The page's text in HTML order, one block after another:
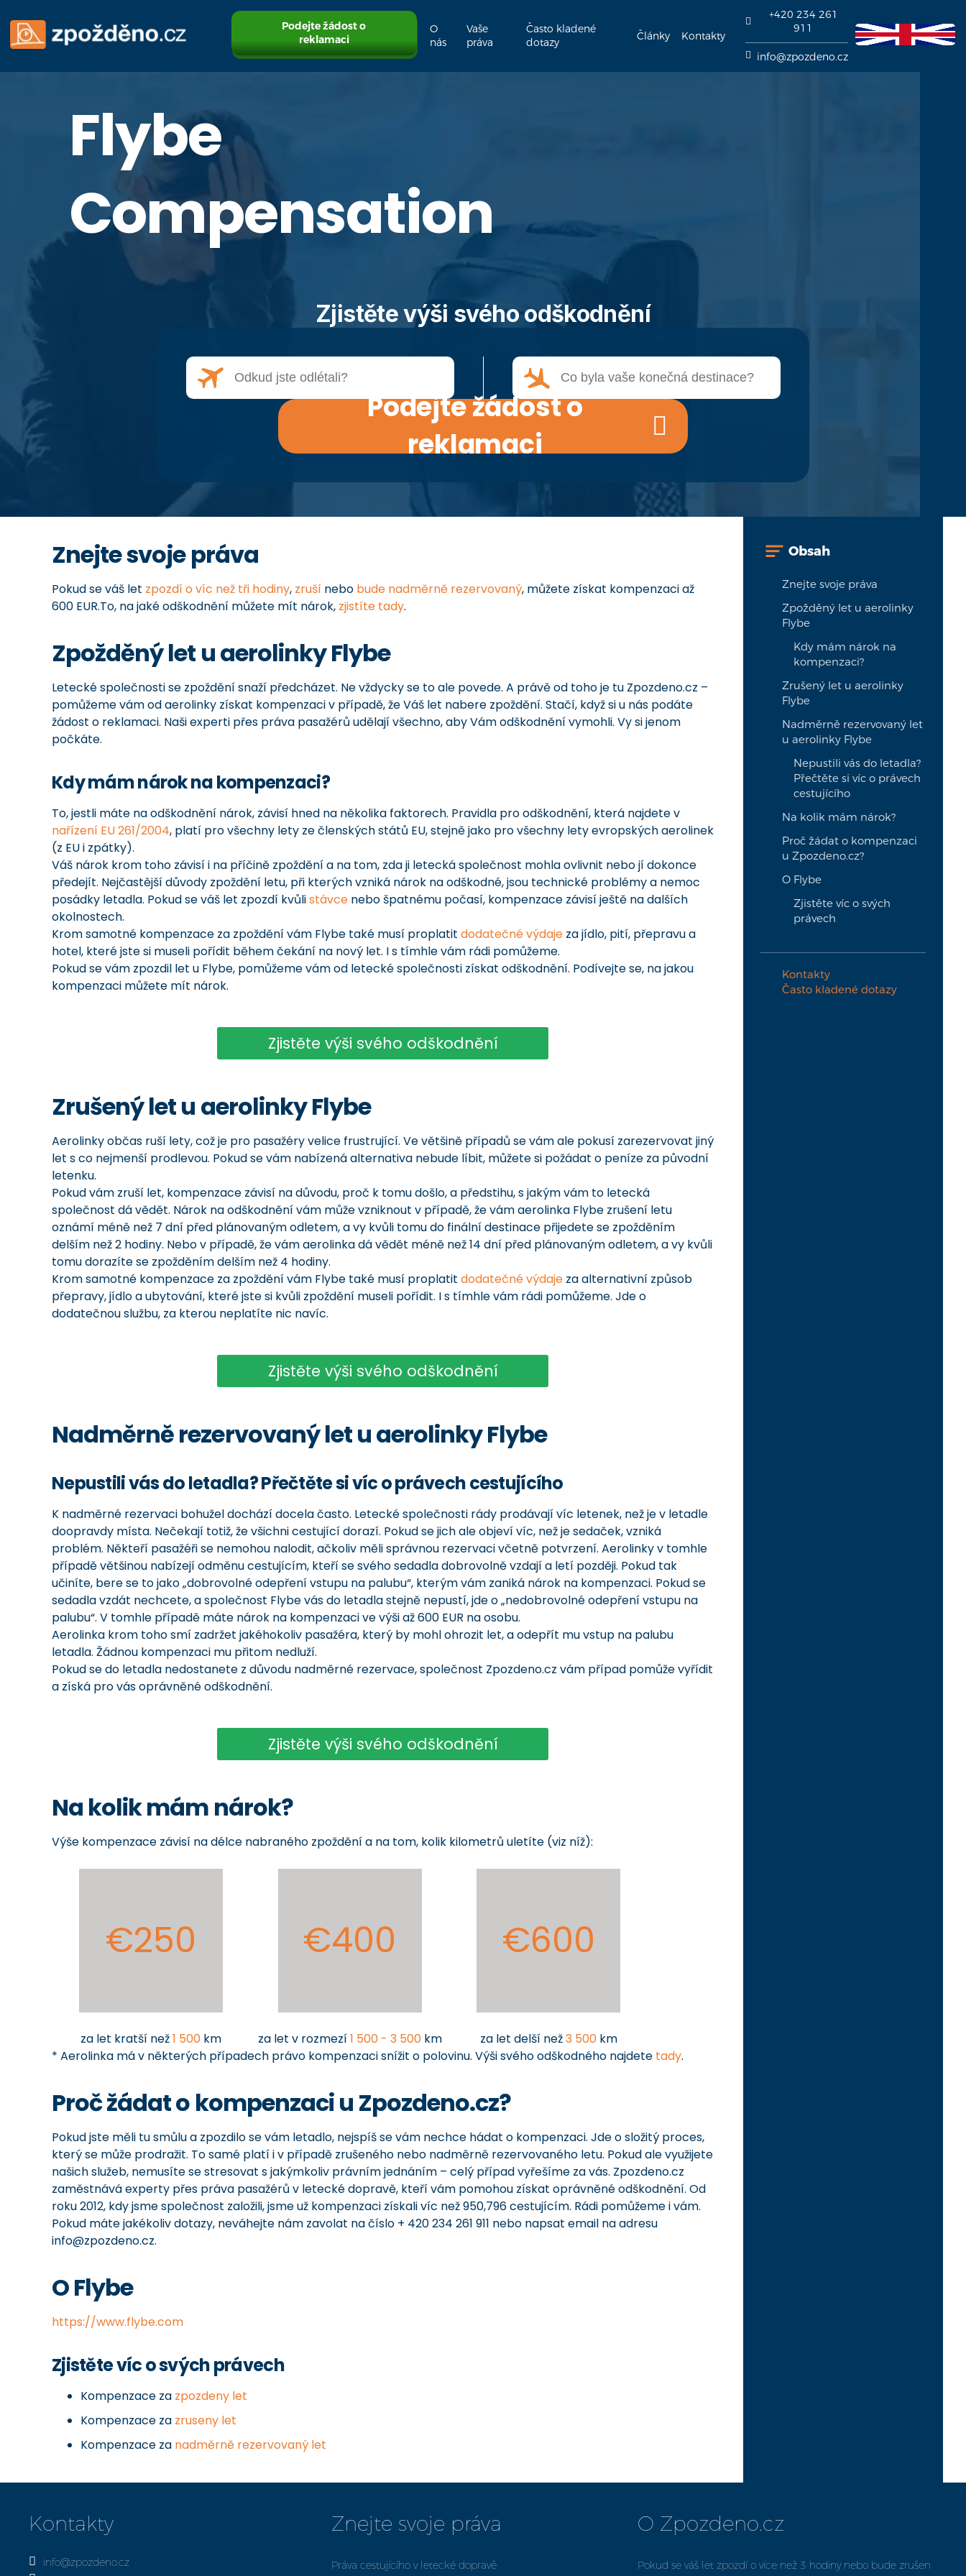
Podejte žádost o
reklamaci
O
nás
Vaše
práva
Často kladené
dotazy
Články Kontakty
+420 234 261
911
info@zpozdeno.cz
Flybe
Compensation
Zjistěte výši svého odškodnění
Podejte žádost o
reklamaci
Znejte svoje práva
Pokud se váš let zpozdí o víc než tři hodiny, zruší nebo bude nadměrně rezervovaný, můžete získat kompenzaci až
600 EUR.To, na jaké odškodnění můžete mít nárok, zjistíte tady.
Zpožděný let u aerolinky Flybe
Letecké společnosti se zpoždění snaží předcházet. Ne vždycky se to ale povede. A právě od toho je tu Zpozdeno.cz –
pomůžeme vám od aerolinky získat kompenzaci v případě, že Váš let nabere zpoždění. Stačí, když si u nás podáte
žádost o reklamaci. Naši experti přes práva pasažérů udělají všechno, aby Vám odškodnění vymohli. Vy si jenom
počkáte.
Kdy mám nárok na kompenzaci?
To, jestli máte na odškodnění nárok, závisí hned na několika faktorech. Pravidla pro odškodnění, která najdete v
nařízení EU 261/2004, platí pro všechny lety ze členských států EU, stejně jako pro všechny lety evropských aerolinek
(z EU i zpátky).
Váš nárok krom toho závisí i na příčině zpoždění a na tom, zda ji letecká společnost mohla ovlivnit nebo jí dokonce
předejít. Nejčastější důvody zpoždění letu, při kterých vzniká nárok na odškodné, jsou technické problémy a nemoc
posádky letadla. Pokud se váš let zpozdí kvůlistávce nebo špatnému počasí, kompenzace závisí ještě na dalších
okolnostech.
Krom samotné kompenzace za zpoždění vám Flybe také musí proplatit dodatečné výdaje za jídlo, pití, přepravu a
hotel, které jste si museli pořídit během čekání na nový let. I s tímhle vám rádi pomůžeme.
Pokud se vám zpozdil let u Flybe, pomůžeme vám od letecké společnosti získat odškodnění. Podívejte se, na jakou
kompenzaci můžete mít nárok.
Zjistěte výši svého odškodnění
Zrušený let u aerolinky Flybe
Aerolinky občas ruší lety, což je pro pasažéry velice frustrující. Ve většině případů se vám ale pokusí zarezervovat jiný
let s co nejmenší prodlevou. Pokud se vám nabízená alternativa nebude líbit, můžete si požádat o peníze za původní
letenku.
Pokud vám zruší let, kompenzace závisí na důvodu, proč k tomu došlo, a předstihu, s jakým vám to letecká
společnost dá vědět. Nárok na odškodnění vám může vzniknout v případě, že vám aerolinka Flybe zrušení letu
oznámí méně než 7 dní před plánovaným odletem, a vy kvůli tomu do finální destinace přijedete se zpožděním
delším než 2 hodiny. Nebo v případě, že vám aerolinka dá vědět méně než 14 dní před plánovaným odletem, a vy kvůli
tomu dorazíte se zpožděním delším než 4 hodiny.
Krom samotné kompenzace za zpoždění vám Flybe také musí proplatit dodatečné výdaje za alternativní způsob
přepravy, jídlo a ubytování, které jste si kvůli zpoždění museli pořídit. I s tímhle vám rádi pomůžeme. Jde o
dodatečnou službu, za kterou neplatíte nic navíc.
Zjistěte výši svého odškodnění
Nadměrně rezervovaný let u aerolinky Flybe
Nepustili vás do letadla? Přečtěte si víc o právech cestujícího
K nadměrné rezervaci bohužel dochází docela často. Letecké společnosti rády prodávají víc letenek, než je v letadle
doopravdy místa. Nečekají totiž, že všichni cestující dorazí. Pokud se jich ale objeví víc, než je sedaček, vzniká
problém. Někteří pasažéři se nemohou nalodit, ačkoliv měli správnou rezervaci včetně potvrzení. Aerolinky v tomhle
případě většinou nabízejí odměnu cestujícím, kteří se svého sedadla dobrovolně vzdají a letí později. Pokud tak
učiníte, bere se to jako „dobrovolné odepření vstupu na palubu“, kterým vám zaniká nárok na kompenzaci. Pokud se
sedadla vzdát nechcete, a společnost Flybe vás do letadla stejně nepustí, jde o „nedobrovolné odepření vstupu na
palubu“. V tomhle případě máte nárok na kompenzaci ve výši až 600 EUR na osobu.
Aerolinka krom toho smí zadržet jakéhokoliv pasažéra, který by mohl ohrozit let, a odepřít mu vstup na palubu
letadla. Žádnou kompenzaci mu přitom nedluží.
Pokud se do letadla nedostanete z důvodu nadměrné rezervace, společnost Zpozdeno.cz vám případ pomůže vyřídit
a získá pro vás oprávněné odškodnění.
Zjistěte výši svého odškodnění
Na kolik mám nárok?
Výše kompenzace závisí na délce nabraného zpoždění a na tom, kolik kilometrů uletíte (viz níž):
€250
za let kratší než1 500 km
€400
za let v rozmezí1 500 - 3 500 km
€600
za let delší než3 500 km
* Aerolinka má v některých případech právo kompenzaci snížit o polovinu. Výši svého odškodného najdete tady.
Proč žádat o kompenzaci u Zpozdeno.cz?
Pokud jste měli tu smůlu a zpozdilo se vám letadlo, nejspíš se vám nechce hádat o kompenzaci. Jde o složitý proces,
který se může prodražit. To samé platí i v případě zrušeného nebo nadměrně rezervovaného letu. Pokud ale využijete
našich služeb, nemusíte se stresovat s jakýmkoliv právním jednáním – celý případ vyřešíme za vás. Zpozdeno.cz
zaměstnává experty přes práva pasažérů v letecké dopravě, kteří vám pomohou získat oprávněné odškodnění. Od
roku 2012, kdy jsme společnost založili, jsme už kompenzaci získali víc než 950,796 cestujícím. Rádi pomůžeme i vám.
Pokud máte jakékoliv dotazy, neváhejte nám zavolat na číslo + 420 234 261 911 nebo napsat email na adresu
info@zpozdeno.cz.
O Flybe
https://www.flybe.com
Zjistěte víc o svých právech
Kompenzace za zpozdeny let
Kompenzace za zruseny let
Kompenzace za nadměrně rezervovaný let
Obsah
Znejte svoje práva
Zpožděný let u aerolinky
Flybe
Kdy mám nárok na
kompenzaci?
Zrušený let u aerolinky
Flybe
Nadměrně rezervovaný let
u aerolinky Flybe
Nepustili vás do letadla?
Přečtěte si víc o právech
cestujícího
Na kolik mám nárok?
Proč žádat o kompenzaci
u Zpozdeno.cz?
O Flybe
Zjistěte víc o svých
právech
Kontakty
Často kladené dotazy
Kontakty
info@zpozdeno.cz
Znejte svoje práva
Práva cestujícího v letecké dopravě
O Zpozdeno.cz
Pokud se váš let zpozdí o více než 3 hodiny nebo bude zrušen